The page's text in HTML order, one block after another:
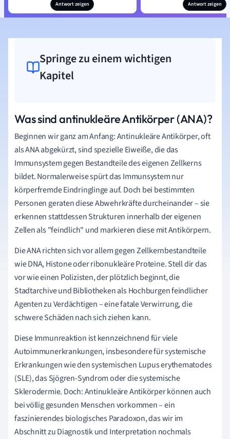
Antwort zeigen Antwort zeigen
Springe zu einem wichtigen
Kapitel
Was sind antinukleäre Antikörper (ANA)?
Beginnen wir ganz am Anfang: Antinukleäre Antikörper, oft
als ANA abgekürzt, sind spezielle Eiweiße, die das
Immunsystem gegen Bestandteile des eigenen Zellkerns
bildet. Normalerweise spürt das Immunsystem nur
körperfremde Eindringlinge auf. Doch bei bestimmten
Personen geraten diese Abwehrkräfte durcheinander – sie
erkennen stattdessen Strukturen innerhalb der eigenen
Zellen als "feindlich" und markieren diese mit Antikörpern.
Die ANA richten sich vor allem gegen Zellkernbestandteile
wie DNA, Histone oder ribonukleäre Proteine. Stell dir das
vor wie einen Polizisten, der plötzlich beginnt, die
Stadtarchive und Bibliotheken als Hochburgen feindlicher
Agenten zu Verdächtigen – eine fatale Verwirrung, die
schwere Schäden nach sich ziehen kann.
Diese Immunreaktion ist kennzeichnend für viele
Autoimmunerkrankungen, insbesondere für systemische
Erkrankungen wie den systemischen Lupus erythematodes
(SLE), das Sjögren-Syndrom oder die systemische
Sklerodermie. Doch: Antinukleäre Antikörper können auch
bei völlig gesunden Menschen vorkommen – ein
faszinierendes biologisches Paradoxon, das wir im
Abschnitt zu Diagnostik und Interpretation nochmals